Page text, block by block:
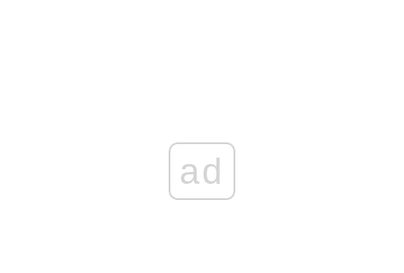
ad